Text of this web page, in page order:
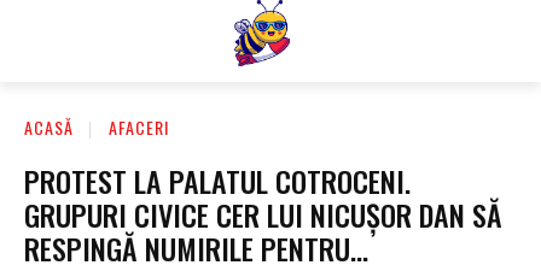
ACASĂ AFACERI
PROTEST LA PALATUL COTROCENI.
GRUPURI CIVICE CER LUI NICUȘOR DAN SĂ
RESPINGĂ NUMIRILE PENTRU…